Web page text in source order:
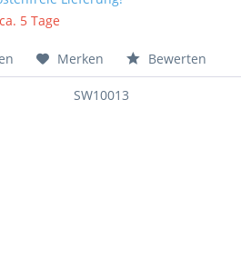
5 Tage
Merken Bewerten
SW10013